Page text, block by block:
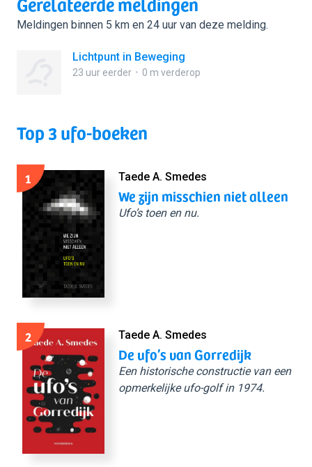
Meldingen binnen 5 km en 24 uur van deze melding.
Lichtpunt in Beweging
23 uur eerder 0 m verderop
Top 3 ufo-boeken
1 Taede A. Smedes
We zijn misschien niet alleen
Ufo’s toen en nu.
2 Taede A. Smedes
De ufo’s van Gorredijk
Een historische constructie van een
opmerkelijke ufo-golf in 1974.